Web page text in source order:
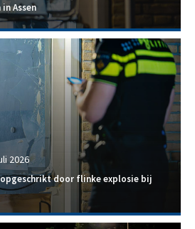
Assen
2026
door flinke explosie bij